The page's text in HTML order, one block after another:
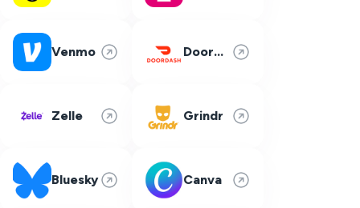
Venmo DoorDash
Zelle Grindr
Bluesky Canva